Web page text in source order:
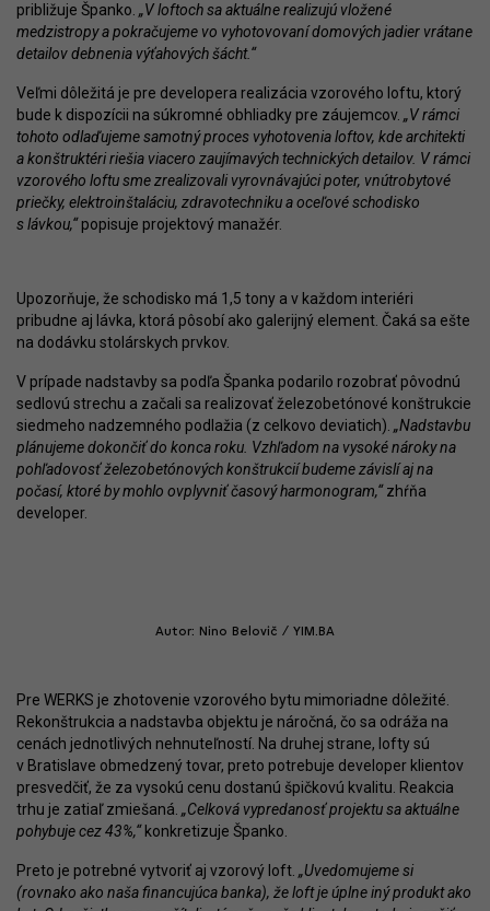
približuje Španko. „V loftoch sa aktuálne realizujú vložené
medzistropy a pokračujeme vo vyhotovovaní domových jadier vrátane
detailov debnenia výťahových šácht.“
Veľmi dôležitá je pre developera realizácia vzorového loftu, ktorý
bude k dispozícii na súkromné obhliadky pre záujemcov. „V rámci
tohoto odlaďujeme samotný proces vyhotovenia loftov, kde architekti
a konštruktéri riešia viacero zaujímavých technických detailov. V rámci
vzorového loftu sme zrealizovali vyrovnávajúci poter, vnútrobytové
priečky, elektroinštaláciu, zdravotechniku a oceľové schodisko
s lávkou,“popisuje projektový manažér.
Upozorňuje, že schodisko má 1,5 tony a v každom interiéri
pribudne aj lávka, ktorá pôsobí ako galerijný element. Čaká sa ešte
na dodávku stolárskych prvkov.
V prípade nadstavby sa podľa Španka podarilo rozobrať pôvodnú
sedlovú strechu a začali sa realizovať železobetónové konštrukcie
siedmeho nadzemného podlažia (z celkovo deviatich). „Nadstavbu
plánujeme dokončiť do konca roku. Vzhľadom na vysoké nároky na
pohľadovosť železobetónových konštrukcií budeme závislí aj na
počasí, ktoré by mohlo ovplyvniť časový harmonogram,“zhŕňa
developer.
Autor: Nino Belovič / YIM.BA
Pre WERKS je zhotovenie vzorového bytu mimoriadne dôležité.
Rekonštrukcia a nadstavba objektu je náročná, čo sa odráža na
cenách jednotlivých nehnuteľností. Na druhej strane, lofty sú
v Bratislave obmedzený tovar, preto potrebuje developer klientov
presvedčiť, že za vysokú cenu dostanú špičkovú kvalitu. Reakcia
trhu je zatiaľ zmiešaná. „Celková vypredanosť projektu sa aktuálne
pohybuje cez 43%,“konkretizuje Španko.
Preto je potrebné vytvoriť aj vzorový loft. „Uvedomujeme si
(rovnako ako naša financujúca banka), že loft je úplne iný produkt ako